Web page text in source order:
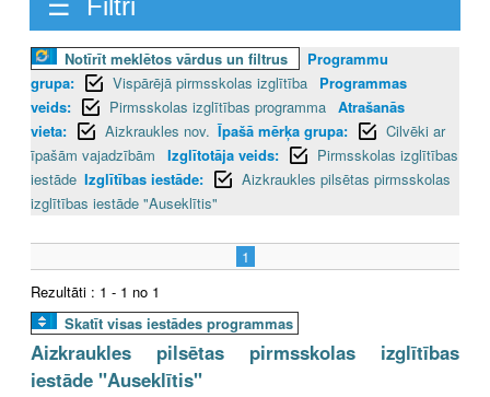
Notīrīt meklētos vārdus un filtrus
Programmu
grupa:
Vispārējā pirmsskolas izglītība
Programmas
veids:
Pirmsskolas izglītības programma Atrašanās
vieta:
Aizkraukles nov. Īpašā mērķa grupa:
Cilvēki ar
īpašām vajadzībām
Izglītotāja veids:
Pirmsskolas izglītības
iestāde Izglītības iestāde:
Aizkraukles pilsētas pirmsskolas
izglītības iestāde "Auseklītis"
1
Rezultāti : 1 - 1 no 1
Skatīt visas iestādes programmas
Aizkraukles pilsētas pirmsskolas izglītības
iestāde "Auseklītis"